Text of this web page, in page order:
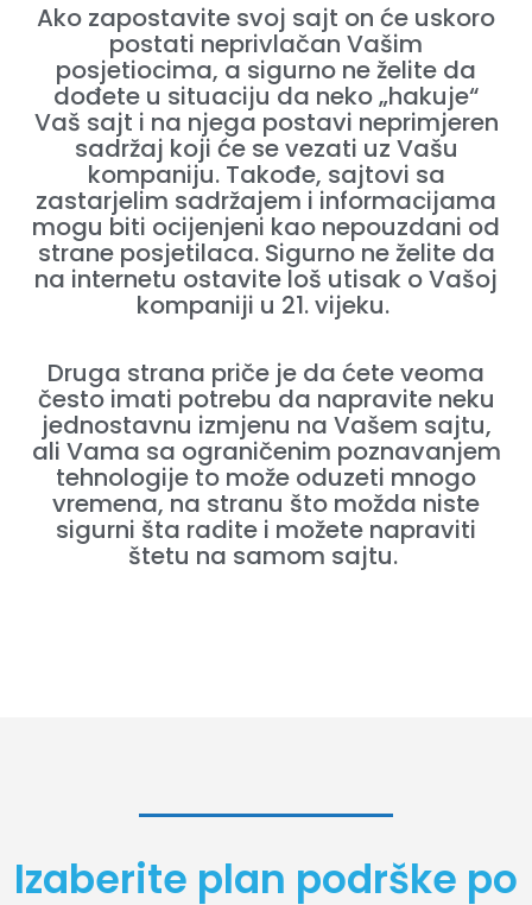
Ako zapostavite svoj sajt on će uskoro
postati neprivlačan Vašim
posjetiocima, a sigurno ne želite da
dođete u situaciju da neko „hakuje“
Vaš sajt i na njega postavi neprimjeren
sadržaj koji će se vezati uz Vašu
kompaniju. Takođe, sajtovi sa
zastarjelim sadržajem i informacijama
mogu biti ocijenjeni kao nepouzdani od
strane posjetilaca. Sigurno ne želite da
na internetu ostavite loš utisak o Vašoj
kompaniji u 21. vijeku.
Druga strana priče je da ćete veoma
često imati potrebu da napravite neku
jednostavnu izmjenu na Vašem sajtu,
ali Vama sa ograničenim poznavanjem
tehnologije to može oduzeti mnogo
vremena, na stranu što možda niste
sigurni šta radite i možete napraviti
štetu na samom sajtu.
Izaberite plan podrške po